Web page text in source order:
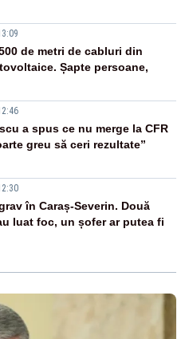
de metri de cabluri din
Șapte persoane,
a spus ce nu merge la CFR
greu să ceri rezultate”
în Caraș-Severin. Două
luat foc, un șofer ar putea fi